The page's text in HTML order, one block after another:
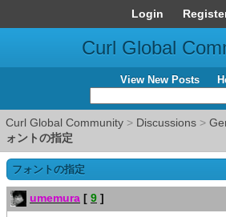
Login
Curl Global
View New Posts
Curl Global Community > Discussions >
ォントの指定
フォントの指定
umemura [ 9 ]